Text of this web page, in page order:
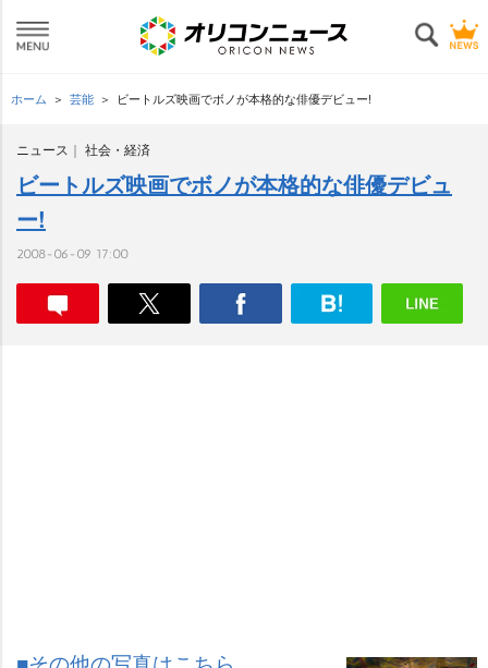
ホーム 芸能 ビートルズ映画でボノが本格的な俳優デビュー!
ニュース 社会・経済
ビートルズ映画でボノが本格的な俳優デビュ
ー!
2008-06-09 17:00
■その他の写真はこちら